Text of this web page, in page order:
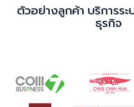
ตัวอย่างลูกค้า บริการร
ธุรกิจ